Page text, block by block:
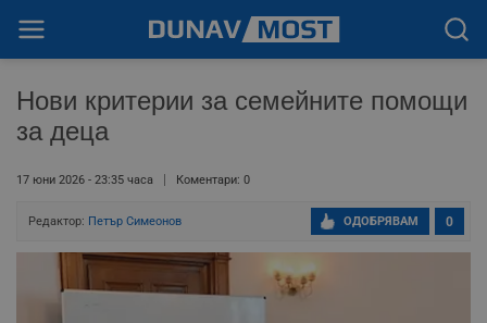
Нови критерии за семейните помощи
за деца
17 юни 2026 - 23:35 часа Коментари: 0
Редактор: Петър Симеонов 0
ОДОБРЯВАМ